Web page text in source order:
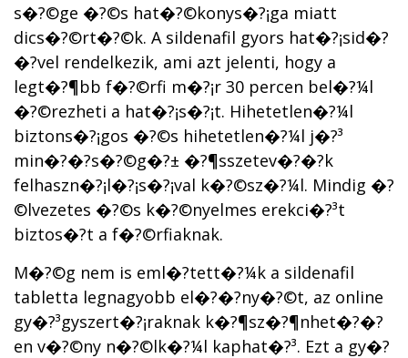
s�?©ge �?©s hat�?©konys�?¡ga miatt
dics�?©rt�?©k. A sildenafil gyors hat�?¡sid�?
�?vel rendelkezik, ami azt jelenti, hogy a
legt�?¶bb f�?©rfi m�?¡r 30 percen bel�?¼l
�?©rezheti a hat�?¡s�?¡t. Hihetetlen�?¼l
biztons�?¡gos �?©s hihetetlen�?¼l j�?³
min�?�?s�?©g�?± �?¶sszetev�?�?k
felhaszn�?¡l�?¡s�?¡val k�?©sz�?¼l. Mindig �?
©lvezetes �?©s k�?©nyelmes erekci�?³t
biztos�?­t a f�?©rfiaknak.
M�?©g nem is eml�?­tett�?¼k a sildenafil
tabletta legnagyobb el�?�?ny�?©t, az online
gy�?³gyszert�?¡raknak k�?¶sz�?¶nhet�?�?
en v�?©ny n�?©lk�?¼l kaphat�?³. Ezt a gy�?